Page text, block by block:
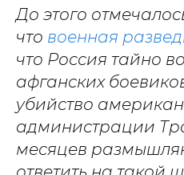
До этого
что военная
что Россия тайно
афганских
убийство
администрации
месяцев